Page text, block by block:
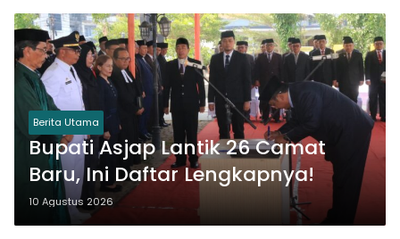
Berita Utama
Bupati Asjap Lantik 26 Camat
Baru, Ini Daftar Lengkapnya!
10 Agustus 2026